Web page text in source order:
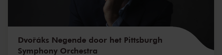
Dvořáks Negende door het Pittsburgh
Symphony Orchestra